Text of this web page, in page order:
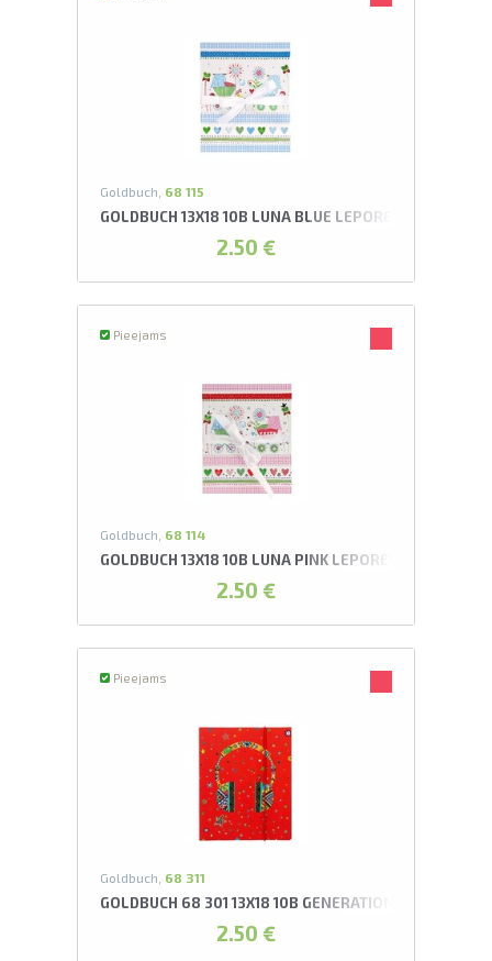
Goldbuch, 68 115
GOLDBUCH 13X18 10B LUNA BLUE LEPORELLO ALBUMS*
2.50 €
Pieejams
Goldbuch, 68 114
GOLDBUCH 13X18 10B LUNA PINK LEPORELLO ALBUMS*
2.50 €
Pieejams
Goldbuch, 68 311
GOLDBUCH 68 301 13X18 10B GENERATION Y MUSIC
2.50 €